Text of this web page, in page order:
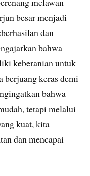
besar menjadi
dan
bahwa
keberanian untuk
berjuang keras demi
bahwa
tetapi melalui
kuat, kita
dan mencapai